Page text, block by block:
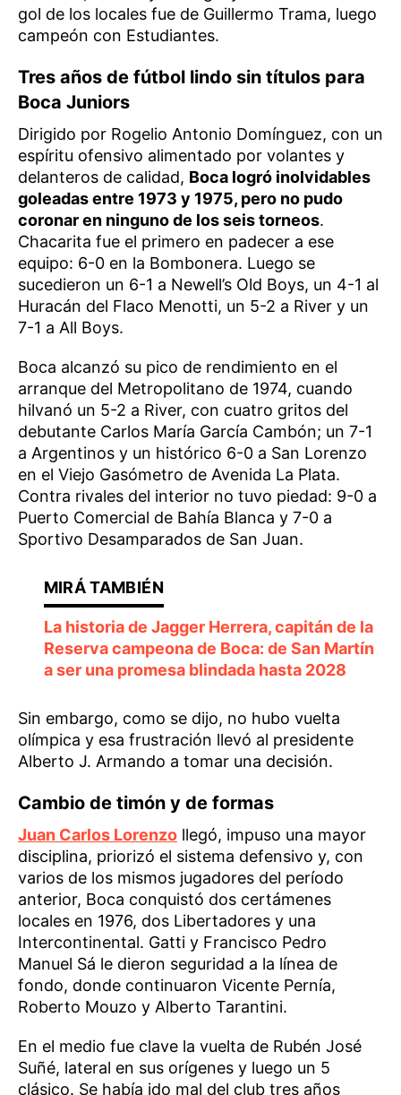
gol de los locales fue de Guillermo Trama, luego
campeón con Estudiantes.
Tres años de fútbol lindo sin títulos para
Boca Juniors
Dirigido por Rogelio Antonio Domínguez, con un
espíritu ofensivo alimentado por volantes y
delanteros de calidad, Boca logró inolvidables
goleadas entre 1973 y 1975, pero no pudo
coronar en ninguno de los seis torneos.
Chacarita fue el primero en padecer a ese
equipo: 6-0 en la Bombonera. Luego se
sucedieron un 6-1 a Newell’s Old Boys, un 4-1 al
Huracán del Flaco Menotti, un 5-2 a River y un
7-1 a All Boys.
Boca alcanzó su pico de rendimiento en el
arranque del Metropolitano de 1974, cuando
hilvanó un 5-2 a River, con cuatro gritos del
debutante Carlos María García Cambón; un 7-1
a Argentinos y un histórico 6-0 a San Lorenzo
en el Viejo Gasómetro de Avenida La Plata.
Contra rivales del interior no tuvo piedad: 9-0 a
Puerto Comercial de Bahía Blanca y 7-0 a
Sportivo Desamparados de San Juan.
La historia de Jagger Herrera, capitán de la
Reserva campeona de Boca: de San Martín
a ser una promesa blindada hasta 2028
Sin embargo, como se dijo, no hubo vuelta
olímpica y esa frustración llevó al presidente
Alberto J. Armando a tomar una decisión.
Cambio de timón y de formas
Juan Carlos Lorenzo llegó, impuso una mayor
disciplina, priorizó el sistema defensivo y, con
varios de los mismos jugadores del período
anterior, Boca conquistó dos certámenes
locales en 1976, dos Libertadores y una
Intercontinental. Gatti y Francisco Pedro
Manuel Sá le dieron seguridad a la línea de
fondo, donde continuaron Vicente Pernía,
Roberto Mouzo y Alberto Tarantini.
En el medio fue clave la vuelta de Rubén José
Suñé, lateral en sus orígenes y luego un 5
clásico. Se había ido mal del club tres años